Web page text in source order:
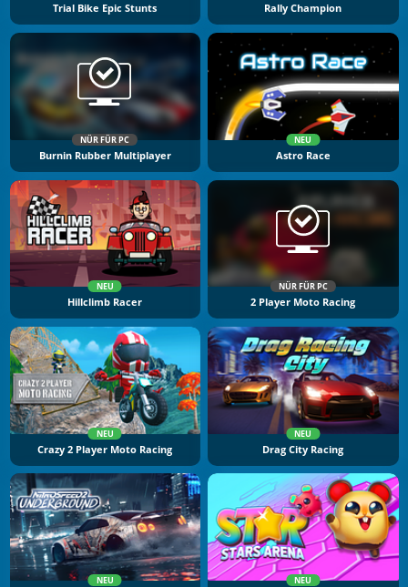
Trial Bike Epic Stunts Rally Champion
NÜR FÜR PC
Burnin Rubber Multiplayer
NEU
Astro Race
NEU
Hillclimb Racer
NÜR FÜR PC
2 Player Moto Racing
NEU
Crazy 2 Player Moto Racing
NEU
Drag City Racing
NEU NEU